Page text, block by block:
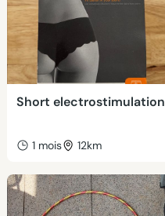
Short electrostimulation
1 mois 12km